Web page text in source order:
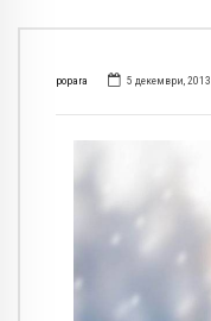
popara 5 декември, 2013